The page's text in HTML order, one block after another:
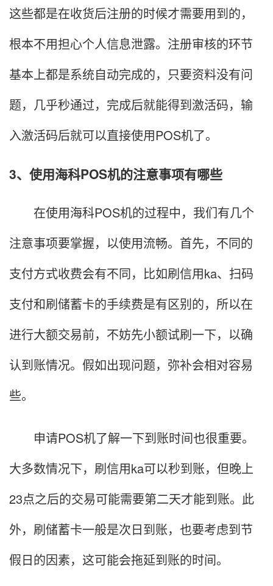
这些都是在收货后注册的时候才需要用到的，
根本不用担心个人信息泄露。注册审核的环节
基本上都是系统自动完成的，只要资料没有问
题，几乎秒通过，完成后就能得到激活码，输
入激活码后就可以直接使用POS机了。
3、使用海科POS机的注意事项有哪些
在使用海科POS机的过程中，我们有几个
注意事项要掌握，以使用流畅。首先，不同的
支付方式收费会有不同，比如刷信用ka、扫码
支付和刷储蓄卡的手续费是有区别的，所以在
进行大额交易前，不妨先小额试刷一下，以确
认到账情况。假如出现问题，弥补会相对容易
些。
申请POS机了解一下到账时间也很重要。
大多数情况下，刷信用ka可以秒到账，但晚上
23点之后的交易可能需要第二天才能到账。此
外，刷储蓄卡一般是次日到账，也要考虑到节
假日的因素，这可能会拖延到账的时间。